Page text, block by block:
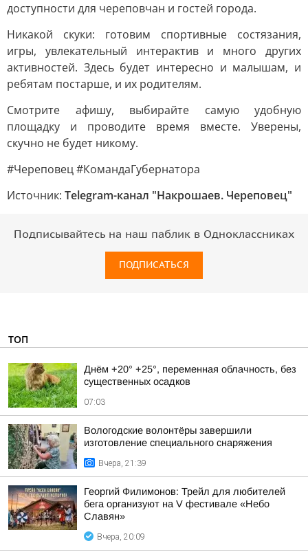
доступности для череповчан и гостей города.
Никакой скуки: готовим спортивные состязания,
игры, увлекательный интерактив и много других
активностей. Здесь будет интересно и малышам, и
ребятам постарше, и их родителям.
Смотрите афишу, выбирайте самую удобную
площадку и проводите время вместе. Уверены,
скучно не будет никому.
#Череповец #КомандаГубернатора
Источник: Telegram-канал "Накрошаев. Череповец"
Подписывайтесь на наш паблик в Одноклассниках
ПОДПИСАТЬСЯ
ТОП
Днём +20° +25°, переменная облачность, без
существенных осадков
07:03
Вологодские волонтёры завершили
изготовление специального снаряжения
Вчера, 21:39
Георгий Филимонов: Трейл для любителей
бега организуют на V фестивале «Небо
Славян»
Вчера, 20:09